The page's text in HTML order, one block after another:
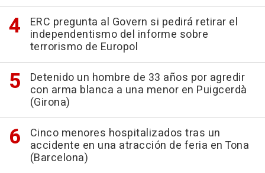
ERC pregunta al Govern si pedirá retirar el
independentismo del informe sobre
terrorismo de Europol
Detenido un hombre de 33 años por agredir
con arma blanca a una menor en Puigcerdà
(Girona)
Cinco menores hospitalizados tras un
accidente en una atracción de feria en Tona
(Barcelona)